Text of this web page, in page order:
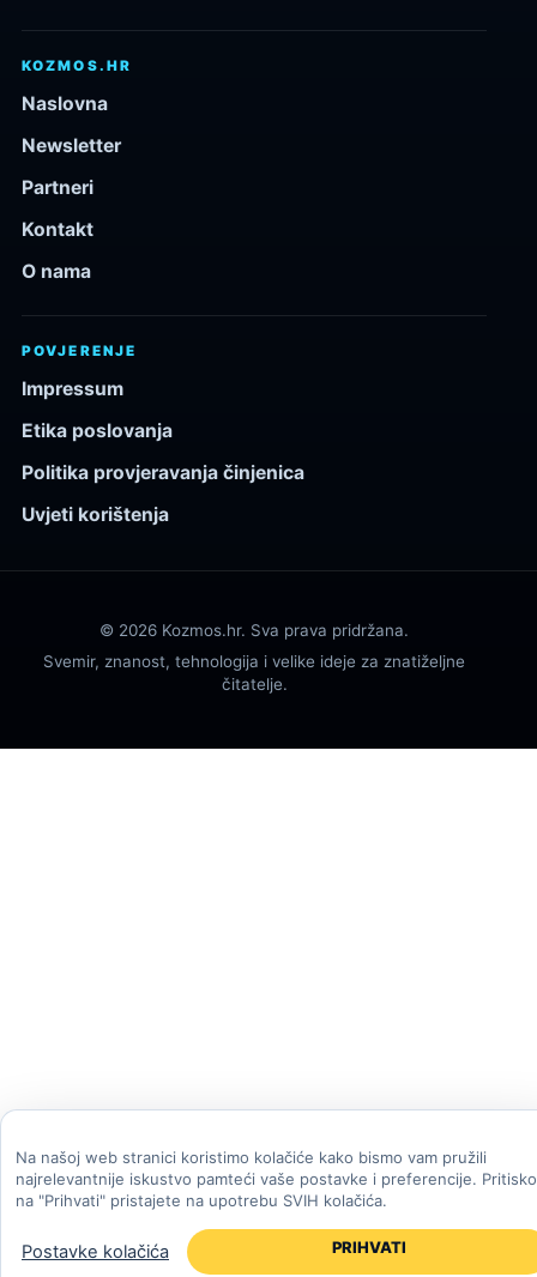
KOZMOS.HR
Naslovna
Newsletter
Partneri
Kontakt
O nama
POVJERENJE
Impressum
Etika poslovanja
Politika provjeravanja činjenica
Uvjeti korištenja
© 2026 Kozmos.hr. Sva prava pridržana.
Svemir, znanost, tehnologija i velike ideje za znatiželjne
čitatelje.
Na našoj web stranici koristimo kolačiće kako bismo vam pružili
najrelevantnije iskustvo pamteći vaše postavke i preferencije.
na "Prihvati" pristajete na upotrebu SVIH kolačića.
Postavke kolačića PRIHVATI